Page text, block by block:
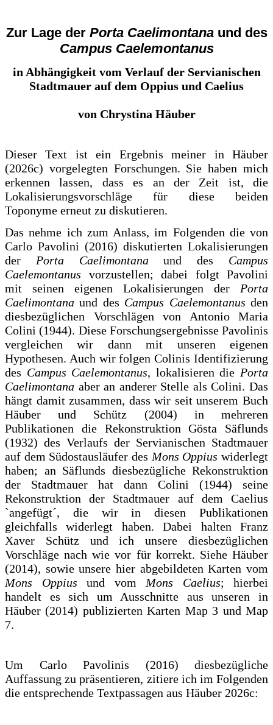
Zur Lage der Porta Caelimontanaund des
Campus Caelemontanus
in Abhängigkeit vom Verlauf der Servianischen
Stadtmauer auf dem Oppius und Caelius
von Chrystina Häuber
Dieser Text ist ein Ergebnis meiner in Häuber
(2026c) vorgelegten Forschungen. Sie haben mich
erkennen lassen, dass es an der Zeit ist, die
Lokalisierungsvorschläge für diese beiden
Toponyme erneut zu diskutieren.
Das nehme ich zum Anlass, im Folgenden die von
Carlo Pavolini (2016) diskutierten Lokalisierungen
der Porta Caelimontanaund des Campus
Caelemontanus vorzustellen; dabei folgt Pavolini
mit seinen eigenen Lokalisierungen der Porta
Caelimontana und des Campus Caelemontanus den
diesbezüglichen Vorschlägen von Antonio Maria
Colini (1944). Diese Forschungsergebnisse Pavolinis
vergleichen wir dann mit unseren eigenen
Hypothesen. Auch wir folgen Colinis Identifizierung
des Campus Caelemontanus, lokalisieren diePorta
Caelimontana aber an anderer Stelle als Colini. Das
hängt damit zusammen, dass wir seit unserem Buch
Häuber und Schütz (2004) in mehreren
Publikationen die Rekonstruktion Gösta Säflunds
(1932) des Verlaufs der Servianischen Stadtmauer
auf dem Südostausläufer desMons Oppius widerlegt
haben; an Säflunds diesbezügliche Rekonstruktion
der Stadtmauer hat dann Colini (1944) seine
Rekonstruktion der Stadtmauer auf dem Caelius
`angefügt´, die wir in diesen Publikationen
gleichfalls widerlegt haben. Dabei halten Franz
Xaver Schütz und ich unsere diesbezüglichen
Vorschläge nach wie vor für korrekt. Siehe Häuber
(2014), sowie unsere hier abgebildeten Karten vom
Mons Oppius und vomMons Caelius; hierbei
handelt es sich um Ausschnitte aus unseren in
Häuber (2014) publizierten Karten Map 3 und Map
7.
Um Carlo Pavolinis (2016) diesbezügliche
Auffassung zu präsentieren, zitiere ich im Folgenden
die entsprechende Textpassagen aus Häuber 2026c: